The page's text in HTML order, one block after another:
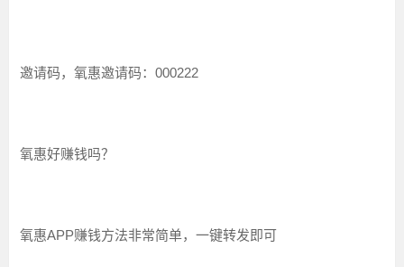
邀请码，氧惠邀请码：000222
氧惠好赚钱吗？
氧惠APP赚钱方法非常简单，一键转发即可